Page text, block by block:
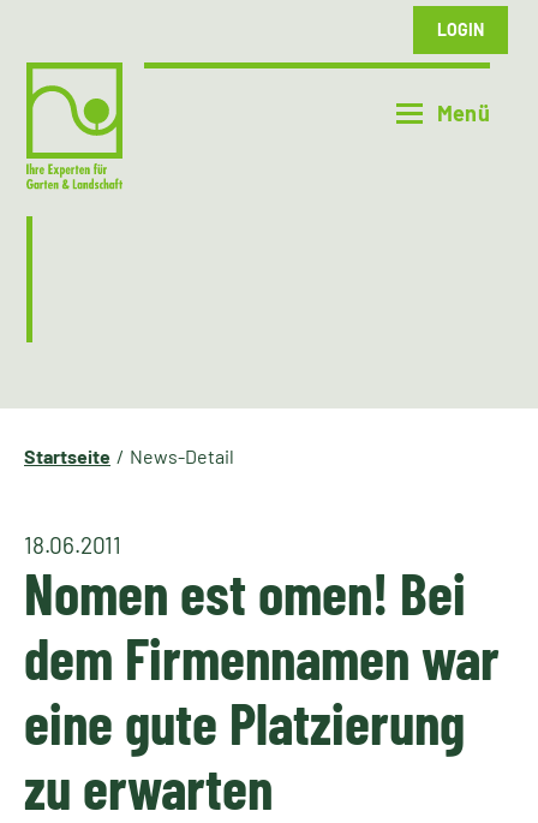
LOGIN
Startseite News-Detail
18.06.2011
Nomen est omen! Bei
dem Firmennamen war
eine gute Platzierung
zu erwarten